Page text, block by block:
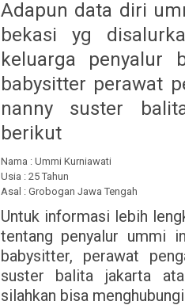
Adapun data diri
bekasi yg
keluarga penyalur
babysitter perawat
nanny suster
berikut
Nama : Ummi Kurniawati
Usia : 25 Tahun
Asal : Grobogan Jawa Tengah
Untuk informasi lebih
tentang penyalur ummi
babysitter, perawat
suster balita jakarta
silahkan bisa